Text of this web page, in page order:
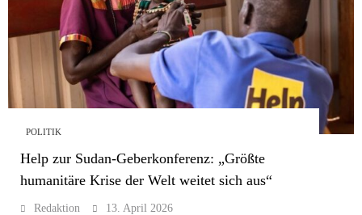
POLITIK
Help zur Sudan-Geberkonferenz: „Größte
humanitäre Krise der Welt weitet sich aus“
Redaktion 13. April 2026